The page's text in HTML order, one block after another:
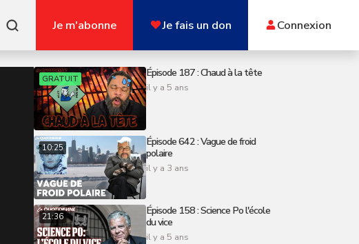
Je m'abonne Je fais un don Connexion
GRATUIT Épisode 187 : Chaud à la tête
il y a 5 ans
10:25
Épisode 642 : Vague de froid
polaire
il y a 3 ans
21:36
Épisode 158 : Science Po l'école
du vice
il y a 5 ans